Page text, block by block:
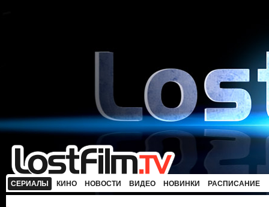
СЕРИАЛЫ КИНО НОВОСТИ ВИДЕО НОВИНКИ РАСПИСАНИЕ